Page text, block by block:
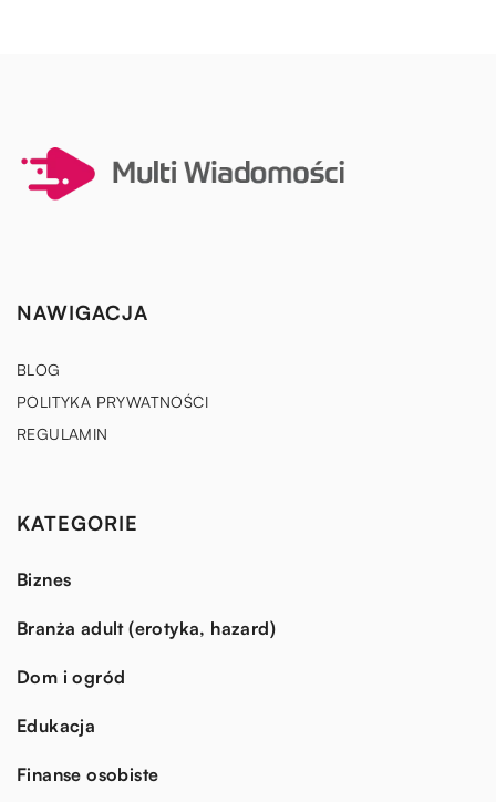
NAWIGACJA
BLOG
POLITYKA PRYWATNOŚCI
REGULAMIN
KATEGORIE
Biznes
Branża adult (erotyka, hazard)
Dom i ogród
Edukacja
Finanse osobiste